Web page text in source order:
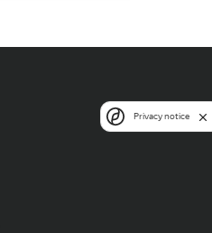
Privacy notice